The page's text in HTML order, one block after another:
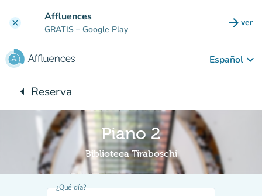
clear Affluences
GRATIS – Google Play arrow_forward ver
Español keyboard_arrow_down
arrow_leftVuelta:
Reserva
Piano 2
Biblioteca Tiraboschi
¿Qué día?